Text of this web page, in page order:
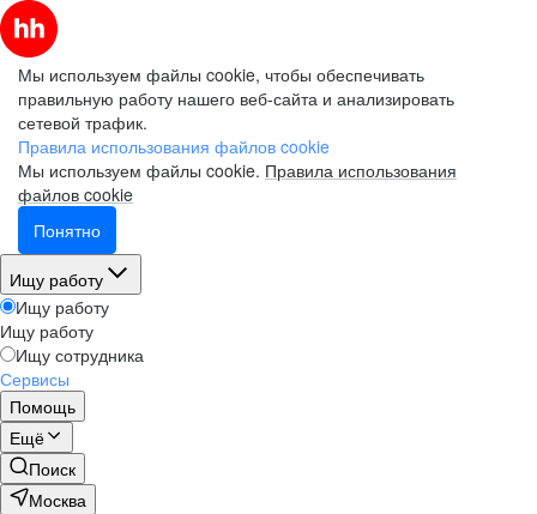
Мы используем файлы cookie, чтобы обеспечивать
правильную работу нашего веб-сайта и анализировать
сетевой трафик.
Правила использования файлов cookie
Мы используем файлы cookie. Правила использования
файлов cookie
Понятно
Ищу работу
Ищу работу
Ищу работу
Ищу сотрудника
Сервисы
Помощь
Ещё
Поиск
Москва